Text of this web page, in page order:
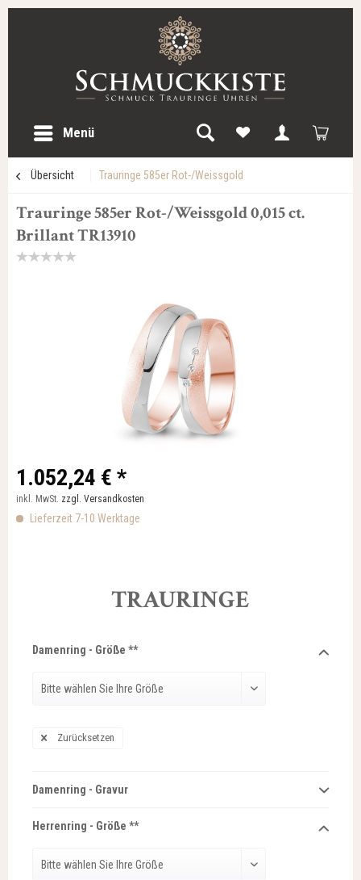
Menü
Übersicht Trauringe 585er Rot-/Weissgold
Trauringe 585er Rot-/Weissgold 0,015 ct.
Brillant TR13910
1.052,24 € *
inkl. MwSt. zzgl. Versandkosten
Lieferzeit 7-10 Werktage
TRAURINGE
Damenring - Größe **
Zurücksetzen
Damenring - Gravur
Herrenring - Größe **